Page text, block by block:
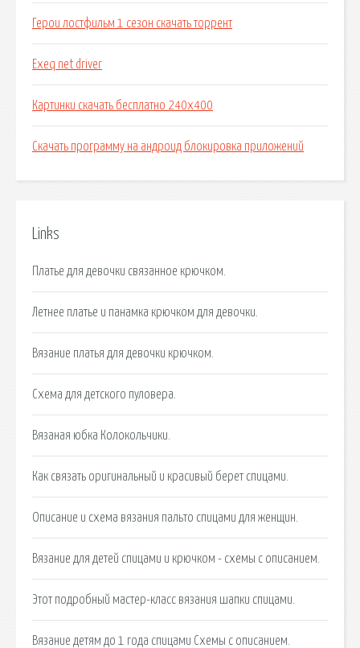
Герои лостфильм 1 сезон скачать торрент
Exeq net driver
Картинки скачать бесплатно 240х400
Скачать программу на андроид блокировка приложений
Links
Платье для девочки связанное крючком.
Летнее платье и панамка крючком для девочки.
Вязание платья для девочки крючком.
Схема для детского пуловера.
Вязаная юбка Колокольчики.
Как связать оригинальный и красивый берет спицами.
Описание и схема вязания пальто спицами для женщин.
Вязание для детей спицами и крючком - схемы с описанием.
Этот подробный мастер-класс вязания шапки спицами.
Вязание детям до 1 года спицами Схемы с описанием.